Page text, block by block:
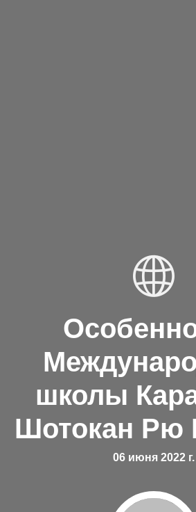
школы
Шотокан Рю
06 июня 2022 г.